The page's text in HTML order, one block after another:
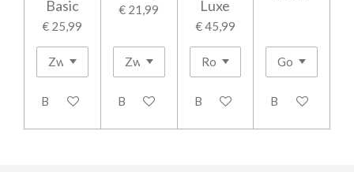
Basic
€ 25,99
Bekijk details
€ 21,99
Bekijk details
Luxe
€ 45,99
Bekijk details Bekijk details